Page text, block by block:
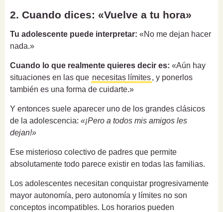
2. Cuando dices: «Vuelve a tu hora»
Tu adolescente puede interpretar: «No me dejan hacer
nada.»
Cuando lo que realmente quieres decir es: «Aún hay
situaciones en las que necesitas límites, y ponerlos
también es una forma de cuidarte.»
Y entonces suele aparecer uno de los grandes clásicos
de la adolescencia: «¡Pero a todos mis amigos les
dejan!»
Ese misterioso colectivo de padres que permite
absolutamente todo parece existir en todas las familias.
Los adolescentes necesitan conquistar progresivamente
mayor autonomía, pero autonomía y límites no son
conceptos incompatibles. Los horarios pueden